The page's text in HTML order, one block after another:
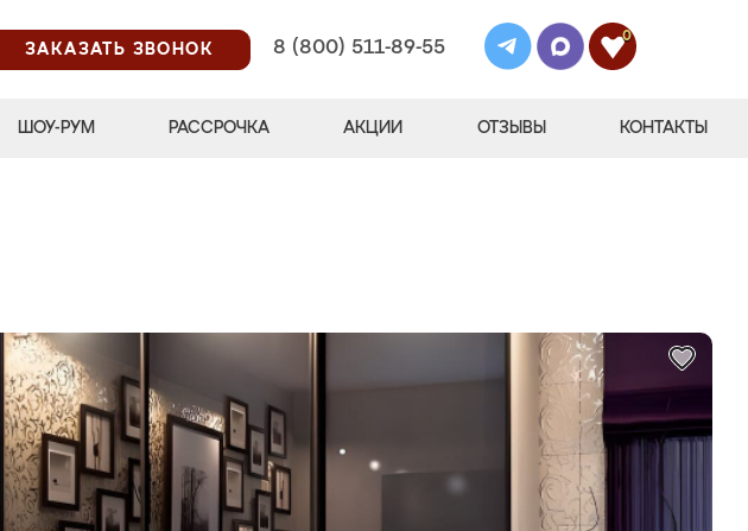
ЗАКАЗАТЬ ЗВОНОК
8 (800) 511-89-55
0
ШОУ-РУМ РАССРОЧКА АКЦИИ ОТЗЫВЫ КОНТАКТЫ